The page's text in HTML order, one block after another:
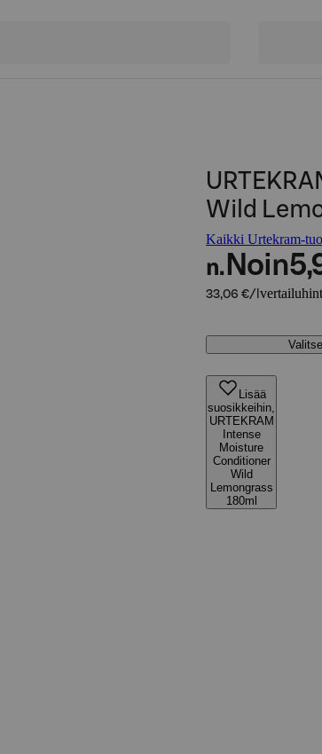
Wild
Kaikki Urtekram-
n. Noin
33,06 €/l
Lisää
suosikkeihin,
URTEKRAM
Intense
Moisture
Conditioner
Wild
Lemongrass
180ml